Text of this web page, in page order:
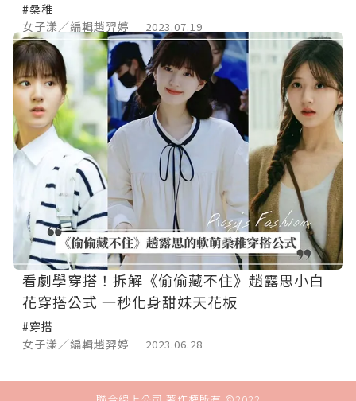
#桑稚
女子漾／編輯趙羿婷
2023.07.19
看劇學穿搭！拆解《偷偷藏不住》趙露思小白
花穿搭公式 一秒化身甜妹天花板
#穿搭
女子漾／編輯趙羿婷
2023.06.28